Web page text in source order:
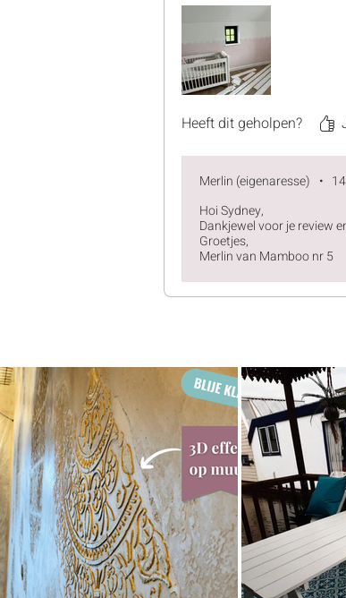
Heeft dit geholpen?
Merlin (eigenaresse) •
Hoi Sydney,
Dankjewel voor je review
Groetjes,
Merlin van Mamboo nr 5